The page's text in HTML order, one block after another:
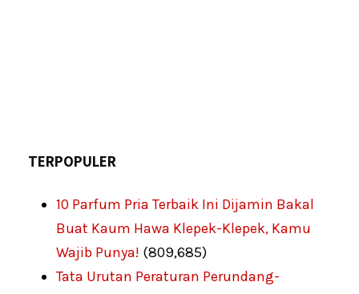
TERPOPULER
10 Parfum Pria Terbaik Ini Dijamin Bakal
Buat Kaum Hawa Klepek-Klepek, Kamu
Wajib Punya! (809,685)
Tata Urutan Peraturan Perundang-